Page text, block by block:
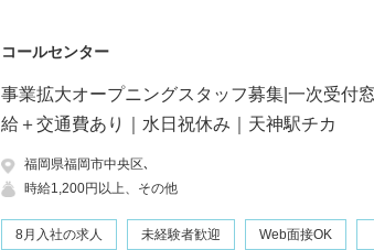
コールセンター
事業拡大オープニングスタッフ募集|一次受付
給＋交通費あり｜水日祝休み｜天神駅チカ
福岡県福岡市中央区､
時給1,200円以上、その他
8月入社の求人 未経験者歓迎 Web面接OK